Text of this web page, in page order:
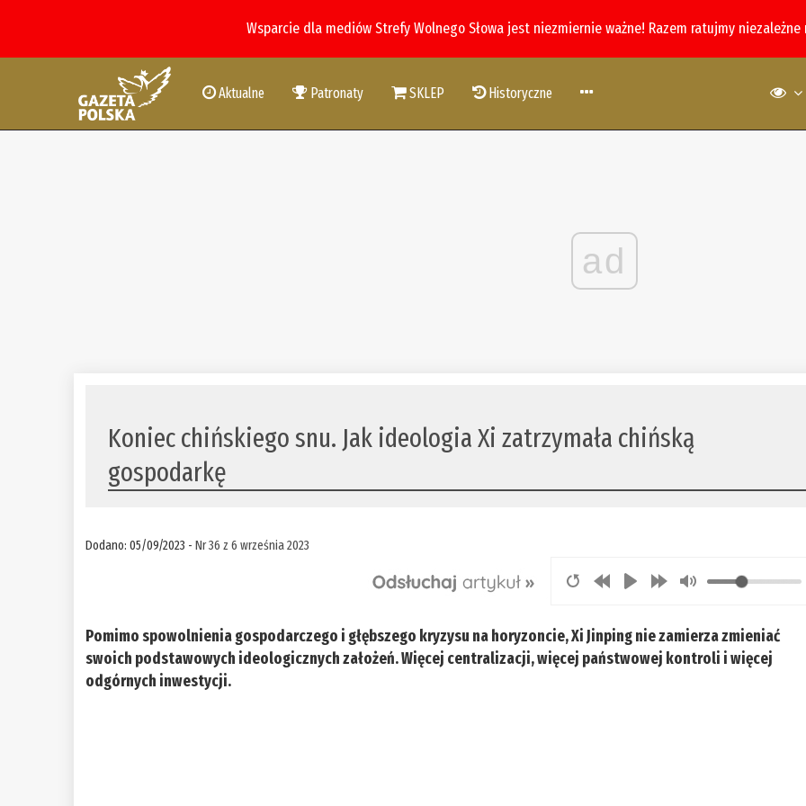
Wsparcie dla mediów Strefy Wolnego Słowa jest niezmiernie ważne! Razem ratujmy
Aktualne Patronaty SKLEP Historyczne
ad
Koniec chińskiego snu. Jak ideologia Xi zatrzymała chińską
gospodarkę
Dodano: 05/09/2023 -Nr 36 z 6 września 2023
Pomimo spowolnienia gospodarczego i głębszego kryzysu na horyzoncie, Xi Jinping nie zamierza zmieniać
swoich podstawowych ideologicznych założeń. Więcej centralizacji, więcej państwowej kontroli i więcej
odgórnych inwestycji.